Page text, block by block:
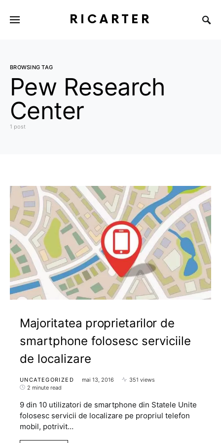
RICARTER
BROWSING TAG
Pew Research
Center
1 post
Majoritatea proprietarilor de
smartphone folosesc serviciile
de localizare
UNCATEGORIZED mai 13, 2016
351 views
2 minute read
9 din 10 utilizatori de smartphone din Statele Unite
folosesc servicii de localizare pe propriul telefon
mobil, potrivit…